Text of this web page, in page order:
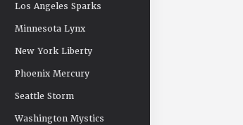
Los Angeles Sparks
Minnesota Lynx
New York Liberty
Phoenix Mercury
Seattle Storm
Washington Mystics